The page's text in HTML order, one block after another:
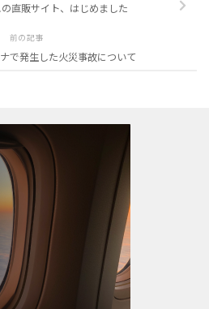
直販サイト、はじめました
前の記事
で発生した火災事故について